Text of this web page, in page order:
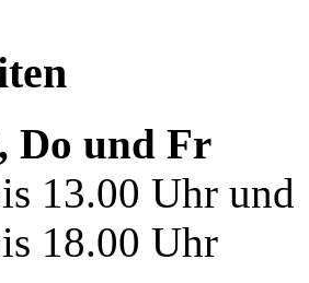
Do und Fr
13.00 Uhr und
18.00 Uhr